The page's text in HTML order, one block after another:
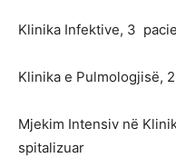
Klinika Infektive, 3
Klinika e Pulmologjisë,
Mjekim Intensiv në
spitalizuar